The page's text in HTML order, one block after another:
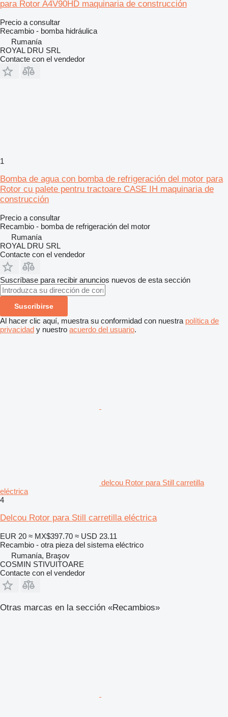
para Rotor A4V90HD maquinaria de construcción
Precio a consultar
Recambio - bomba hidráulica
Rumanía
ROYAL DRU SRL
Contacte con el vendedor
1
Bomba de agua con bomba de refrigeración del motor para
Rotor cu palete pentru tractoare CASE IH maquinaria de
construcción
Precio a consultar
Recambio - bomba de refrigeración del motor
Rumanía
ROYAL DRU SRL
Contacte con el vendedor
Suscríbase para recibir anuncios nuevos de esta sección
Suscribirse
Al hacer clic aquí, muestra su conformidad con nuestra política de
privacidad y nuestro acuerdo del usuario.
delcou Rotor para Still carretilla
eléctrica
4
Delcou Rotor para Still carretilla eléctrica
EUR 20 ≈ MX$397.70 ≈ USD 23.11
Recambio - otra pieza del sistema eléctrico
Rumanía, Braşov
COSMIN STIVUITOARE
Contacte con el vendedor
Otras marcas en la sección «Recambios»